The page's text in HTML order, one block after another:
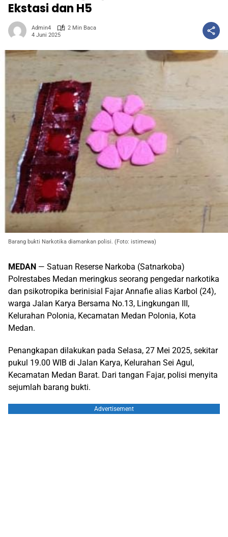
Ekstasi dan H5
Admin4
2 Min Baca
4 Juni 2025
Barang bukti Narkotika diamankan polisi. (Foto: istimewa)
MEDAN — Satuan Reserse Narkoba (Satnarkoba)
Polrestabes Medan meringkus seorang pengedar narkotika
dan psikotropika berinisial Fajar Annafie alias Karbol (24),
warga Jalan Karya Bersama No.13, Lingkungan III,
Kelurahan Polonia, Kecamatan Medan Polonia, Kota
Medan.
Penangkapan dilakukan pada Selasa, 27 Mei 2025, sekitar
pukul 19.00 WIB di Jalan Karya, Kelurahan Sei Agul,
Kecamatan Medan Barat. Dari tangan Fajar, polisi menyita
sejumlah barang bukti.
Advertisement